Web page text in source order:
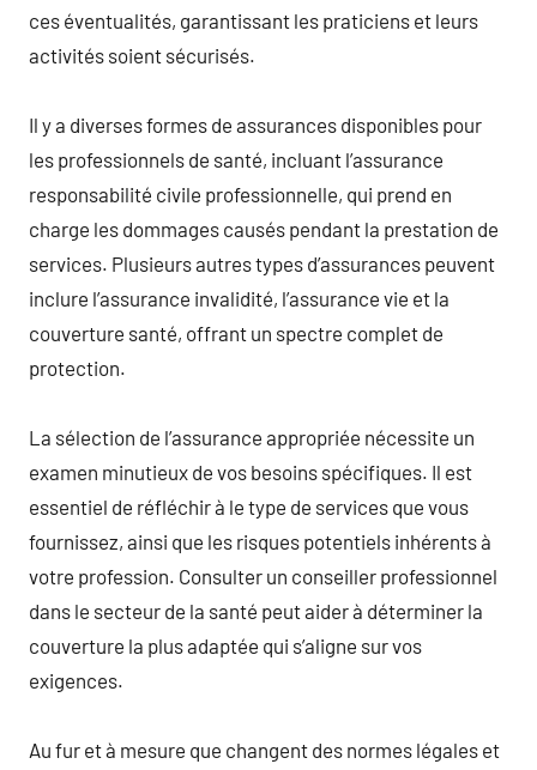
ces éventualités, garantissant les praticiens et leurs
activités soient sécurisés.
Il y a diverses formes de assurances disponibles pour
les professionnels de santé, incluant l’assurance
responsabilité civile professionnelle, qui prend en
charge les dommages causés pendant la prestation de
services. Plusieurs autres types d’assurances peuvent
inclure l’assurance invalidité, l’assurance vie et la
couverture santé, offrant un spectre complet de
protection.
La sélection de l’assurance appropriée nécessite un
examen minutieux de vos besoins spécifiques. Il est
essentiel de réfléchir à le type de services que vous
fournissez, ainsi que les risques potentiels inhérents à
votre profession. Consulter un conseiller professionnel
dans le secteur de la santé peut aider à déterminer la
couverture la plus adaptée qui s’aligne sur vos
exigences.
Au fur et à mesure que changent des normes légales et